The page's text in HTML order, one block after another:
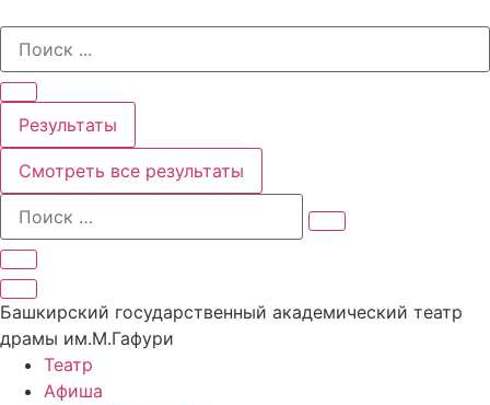
содержимому
Search
Результаты
Смотреть все результаты
Башкирский государственный академический театр
драмы им.М.Гафури
Театр
Афиша